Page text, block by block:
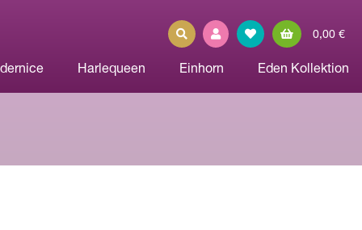
0,00 €
Harlequeen Einhorn Eden Kollektion